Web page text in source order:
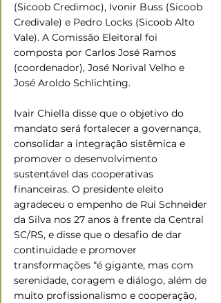
(Sicoob Credimoc), Ivonir Buss (Sicoob
Credivale) e Pedro Locks (Sicoob Alto
Vale). A Comissão Eleitoral foi
composta por Carlos José Ramos
(coordenador), José Norival Velho e
José Aroldo Schlichting.
Ivair Chiella disse que o objetivo do
mandato será fortalecer a governança,
consolidar a integração sistêmica e
promover o desenvolvimento
sustentável das cooperativas
financeiras. O presidente eleito
agradeceu o empenho de Rui Schneider
da Silva nos 27 anos à frente da Central
SC/RS, e disse que o desafio de dar
continuidade e promover
transformações “é gigante, mas com
serenidade, coragem e diálogo, além de
muito profissionalismo e cooperação,